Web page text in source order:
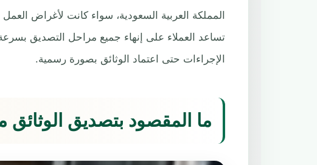
المملكة العربية السعودية، سواء كانت لأغراض
تساعد العملاء على إنهاء جميع مراحل التصديق بسرعة
الإجراءات حتى اعتماد الوثائق بصورة رسمية.
ما المقصود بتصديق